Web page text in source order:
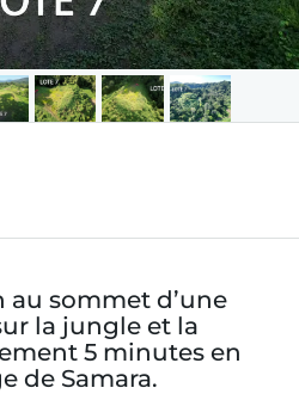
au sommet d’une
la jungle et la
5 minutes en
de Samara.